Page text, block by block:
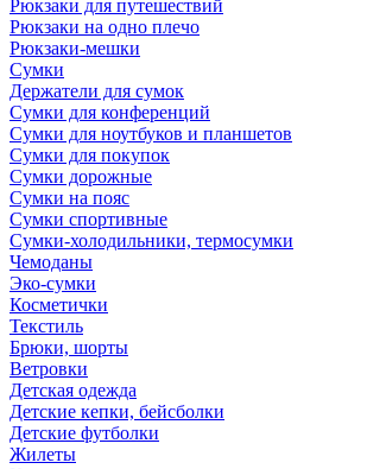
Рюкзаки для путешествий
Рюкзаки на одно плечо
Рюкзаки-мешки
Сумки
Держатели для сумок
Сумки для конференций
Сумки для ноутбуков и планшетов
Сумки для покупок
Сумки дорожные
Сумки на пояс
Сумки спортивные
Сумки-холодильники, термосумки
Чемоданы
Эко-сумки
Косметички
Текстиль
Брюки, шорты
Ветровки
Детская одежда
Детские кепки, бейсболки
Детские футболки
Жилеты